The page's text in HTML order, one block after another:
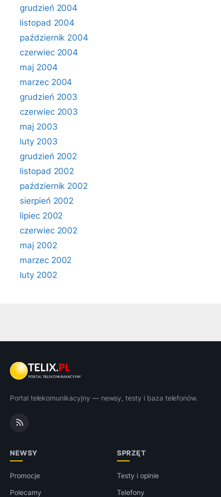
grudzień 2004
listopad 2004
październik 2004
czerwiec 2004
maj 2004
marzec 2004
grudzień 2003
czerwiec 2003
maj 2003
luty 2003
grudzień 2002
listopad 2002
październik 2002
sierpień 2002
lipiec 2002
czerwiec 2002
maj 2002
marzec 2002
luty 2002
Portal telekomunikacyjny — newsy, testy i baza telefonów.
NEWSY
Promocje
Polecamy
SPRZĘT
Testy i opinie
Telefony